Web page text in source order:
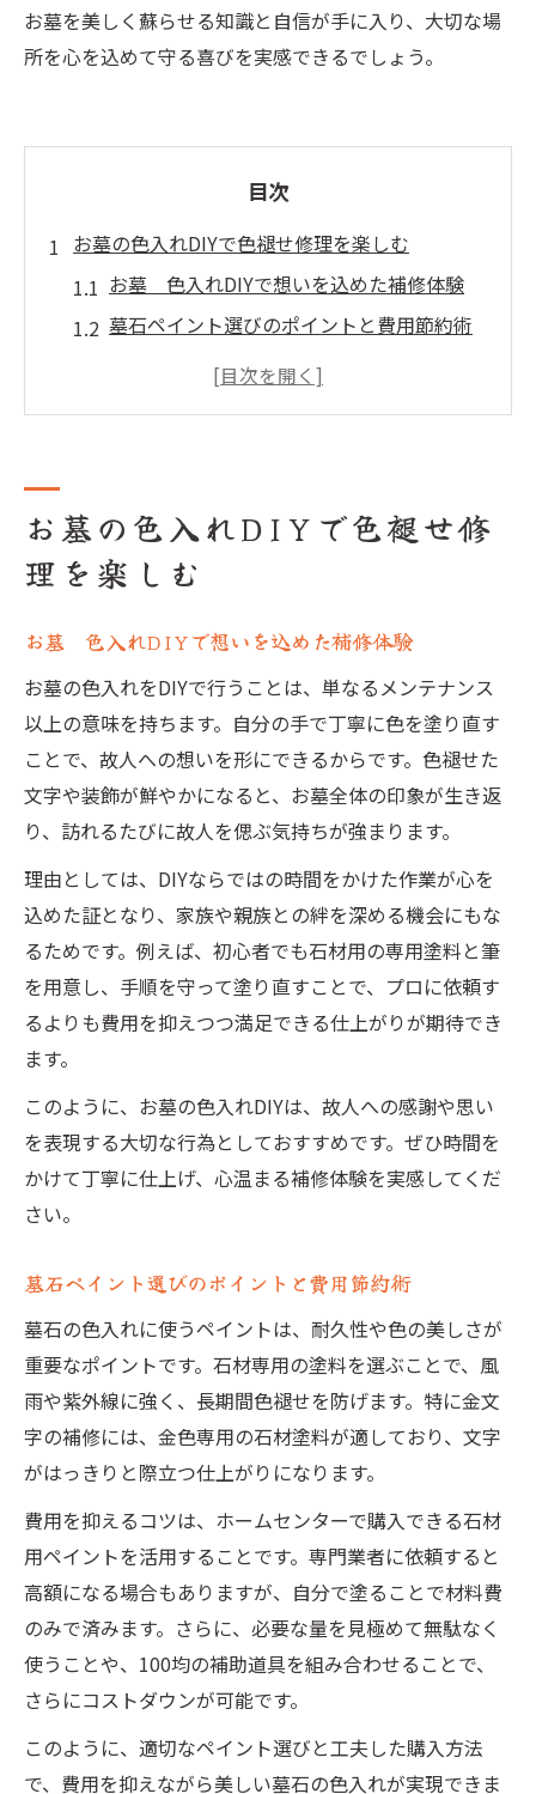
お墓を美しく蘇らせる知識と自信が手に入り、大切な場
所を心を込めて守る喜びを実感できるでしょう。
目次
お墓の色入れDIYで色褪せ修理を楽しむ
お墓 色入れDIYで想いを込めた補修体験
墓石ペイント選びのポイントと費用節約術
墓石文字を自分で塗る際の注意点解説
お墓 色入れの最適な塗料と補修セット解
説
ック
金色や白色の塗り分け方と塗料の選び方
墓石文字の塗り直しに適した筆ペンの使い
方
色褪せ修理時のペイント道具選定のコツ
墓石の文字を綺麗に塗り直すコツ紹介
お墓 色入れでムラなく塗るための準備法
細かい文字も綺麗に仕上げる塗り直し術
墓石文字を自分で塗る際の養生と下処理方
法
金色塗料で輝く墓石文字を再現するコツ
ご自身でできるお墓の色入れ手順解説
お墓 色入れ作業前の掃除と下準備の流れ
法
塗料の重ね塗りで美しく長持ちさせる技術
金色塗料を使った文字色入れの具体的工程
色褪せたお墓を蘇らせる修理アイディア
お墓 色入れで蘇る墓石の美しさを実感す
る
墓石文字塗料選びと補修アイディアの紹介
手軽な道具でできる色褪せ修理の工夫とは
ホームセンター活用で費用を抑える方法
金色塗料で高級感を出す色入れテクニック
墓石色褪せ対策に役立つ道具と塗料選び
お墓 色入れに適した塗料の種類と特徴解
説
お墓の色入れDIYで色褪せ修
理を楽しむ
お墓 色入れDIYで想いを込めた補修体験
お墓の色入れをDIYで行うことは、単なるメンテナンス
以上の意味を持ちます。自分の手で丁寧に色を塗り直す
ことで、故人への想いを形にできるからです。色褪せた
文字や装飾が鮮やかになると、お墓全体の印象が生き返
り、訪れるたびに故人を偲ぶ気持ちが強まります。
理由としては、DIYならではの時間をかけた作業が心を
込めた証となり、家族や親族との絆を深める機会にもな
るためです。例えば、初心者でも石材用の専用塗料と筆
を用意し、手順を守って塗り直すことで、プロに依頼す
るよりも費用を抑えつつ満足できる仕上がりが期待でき
ます。
このように、お墓の色入れDIYは、故人への感謝や思い
を表現する大切な行為としておすすめです。ぜひ時間を
かけて丁寧に仕上げ、心温まる補修体験を実感してくだ
さい。
墓石ペイント選びのポイントと費用節約術
墓石の色入れに使うペイントは、耐久性や色の美しさが
重要なポイントです。石材専用の塗料を選ぶことで、風
雨や紫外線に強く、長期間色褪せを防げます。特に金文
字の補修には、金色専用の石材塗料が適しており、文字
がはっきりと際立つ仕上がりになります。
費用を抑えるコツは、ホームセンターで購入できる石材
用ペイントを活用することです。専門業者に依頼すると
高額になる場合もありますが、自分で塗ることで材料費
のみで済みます。さらに、必要な量を見極めて無駄なく
使うことや、100均の補助道具を組み合わせることで、
さらにコストダウンが可能です。
このように、適切なペイント選びと工夫した購入方法
で、費用を抑えながら美しい墓石の色入れが実現できま